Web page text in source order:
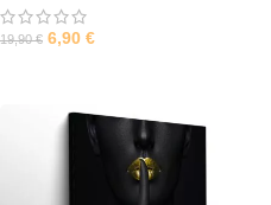
19,90€ 6,90 €